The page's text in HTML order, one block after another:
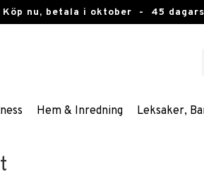
Köp nu, betala i oktober - 45
Hem & Inredning Leksaker,